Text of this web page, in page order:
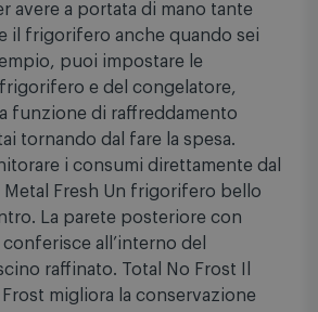
avere a portata di mano tante
il frigorifero anche quando sei
puoi impostare le
e del congelatore,
funzione di raffreddamento
tornando dal fare la spesa.
i consumi direttamente dal
Fresh Un frigorifero bello
La parete posteriore con
all’interno del
raffinato. Total No Frost Il
migliora la conservazione